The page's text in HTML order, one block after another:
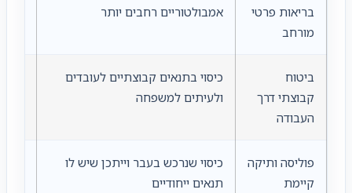
בריאות פרטי
מורחב
אמבולטוריים רחבים יותר
ביטוח
קבוצתי דרך
העבודה
כיסוי בתנאים קבוצתיים לעובדים
ולעיתים למשפחה
פוליסה ותיקה
קיימת
כיסוי שנרכש בעבר וייתכן שיש לו
תנאים ייחודיים